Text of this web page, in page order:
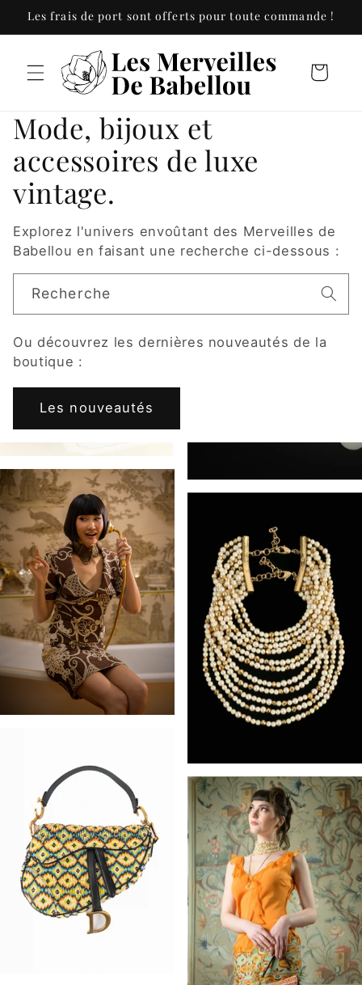
passer
au
Les frais de port sont offerts pour toute commande !
Panier
Mode, bijoux et
accessoires de luxe
vintage.
Explorez l'univers envoûtant des Merveilles de
Babellou en faisant une recherche ci-dessous :
Recherche
Ou découvrez les dernières nouveautés de la
boutique :
Les nouveautés